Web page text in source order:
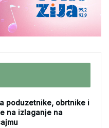
poduzetnike, obrtnike i
na izlaganje na